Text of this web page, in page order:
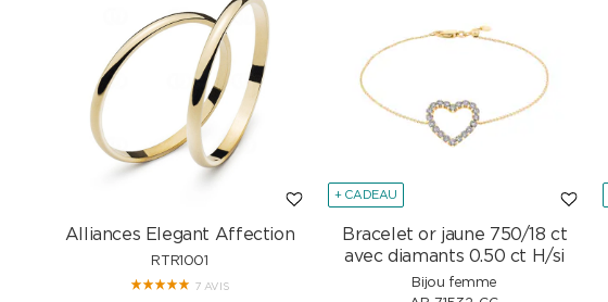
Alliances Elegant Affection
RTR1001
7 AVIS
+ CADEAU
Bracelet or jaune 750/18 ct
avec diamants 0.50 ct H/si
Bijou femme